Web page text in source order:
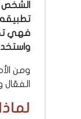
الشخص
تطبيقه
فهي
ومن
الفعّال